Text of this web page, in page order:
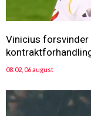
Vinicius
08:02, 06 august